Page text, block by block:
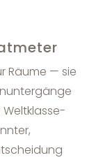
Räume — sie